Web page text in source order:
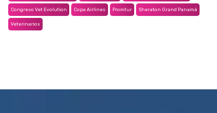
Congreso Vet Evolution Copa Airlines Promtur Sheraton Grand Panamá
Veterinarios